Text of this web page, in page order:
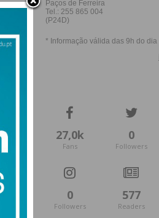
27,0k
Fans
0
Followers
0
Followers
577
Readers